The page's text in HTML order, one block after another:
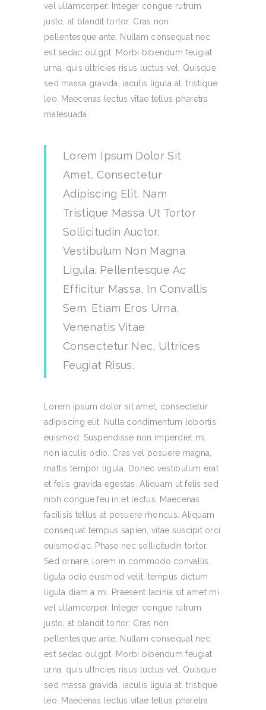
vel ullamcorper. Integer congue rutrum
justo, at blandit tortor. Cras non
pellentesque ante. Nullam consequat nec
est sedac oulgpt. Morbi bibendum feugiat
urna, quis ultricies risus luctus vel. Quisque
sed massa gravida, iaculis ligula at, tristique
leo. Maecenas lectus vitae tellus pharetra
malesuada.
Lorem Ipsum Dolor Sit
Amet, Consectetur
Adipiscing Elit. Nam
Tristique Massa Ut Tortor
Sollicitudin Auctor.
Vestibulum Non Magna
Ligula. Pellentesque Ac
Efficitur Massa, In Convallis
Sem. Etiam Eros Urna,
Venenatis Vitae
Consectetur Nec, Ultrices
Feugiat Risus.
Lorem ipsum dolor sit amet, consectetur
adipiscing elit. Nulla condimentum lobortis
euismod. Suspendisse non imperdiet mi,
non iaculis odio. Cras vel posuere magna,
mattis tempor ligula. Donec vestibulum erat
et felis gravida egestas. Aliquam ut felis sed
nibh congue feu in et lectus. Maecenas
facilisis tellus at posuere rhoncus. Aliquam
consequat tempus sapien, vitae suscipit orci
euismod ac. Phase nec sollicitudin tortor.
Sed ornare, lorem in commodo convallis,
ligula odio euismod velit, tempus dictum
ligula diam a mi. Praesent lacinia sit amet mi
vel ullamcorper. Integer congue rutrum
justo, at blandit tortor. Cras non
pellentesque ante. Nullam consequat nec
est sedac oulgpt. Morbi bibendum feugiat
urna, quis ultricies risus luctus vel. Quisque
sed massa gravida, iaculis ligula at, tristique
leo. Maecenas lectus vitae tellus pharetra